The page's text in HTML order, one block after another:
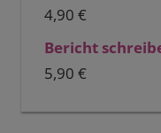
4,90 €
Bericht
5,90 €